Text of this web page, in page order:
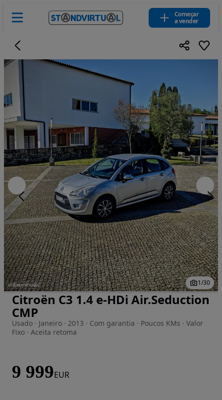
Começar
a vender
Imagem 1 de 30
1/30
Citroën C3 1.4 e-HDi Air.Seduction
CMP
Usado · Janeiro · 2013 · Com garantia · Poucos KMs · Valor
Fixo · Aceita retoma
9 999EUR